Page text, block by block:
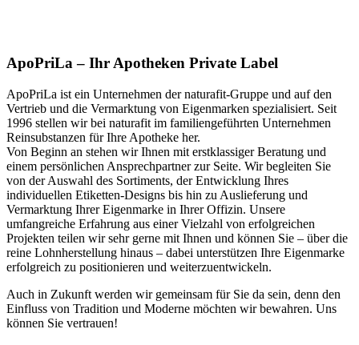
ApoPriLa – Ihr Apotheken Private Label
ApoPriLa ist ein Unternehmen der naturafit-Gruppe und auf den
Vertrieb und die Vermarktung von Eigenmarken spezialisiert. Seit
1996 stellen wir bei naturafit im familiengeführten Unternehmen
Reinsubstanzen für Ihre Apotheke her.
Von Beginn an stehen wir Ihnen mit erstklassiger Beratung und
einem persönlichen Ansprechpartner zur Seite. Wir begleiten Sie
von der Auswahl des Sortiments, der Entwicklung Ihres
individuellen Etiketten-Designs bis hin zu Auslieferung und
Vermarktung Ihrer Eigenmarke in Ihrer Offizin. Unsere
umfangreiche Erfahrung aus einer Vielzahl von erfolgreichen
Projekten teilen wir sehr gerne mit Ihnen und können Sie – über die
reine Lohnherstellung hinaus – dabei unterstützen Ihre Eigenmarke
erfolgreich zu positionieren und weiterzuentwickeln.
Auch in Zukunft werden wir gemeinsam für Sie da sein, denn den
Einfluss von Tradition und Moderne möchten wir bewahren. Uns
können Sie vertrauen!